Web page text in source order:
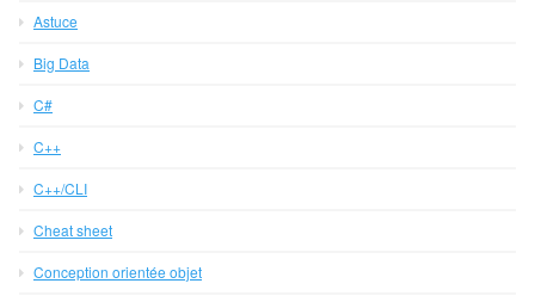
Astuce
Big Data
C#
C++
C++/CLI
Cheat sheet
Conception orientée objet